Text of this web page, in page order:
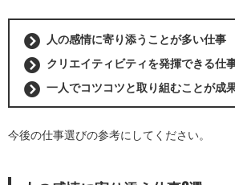
人の感情に寄り添うことが多い仕事
クリエイティビティを発揮できる仕
一人でコツコツと取り組むことが成
今後の仕事選びの参考にしてください。